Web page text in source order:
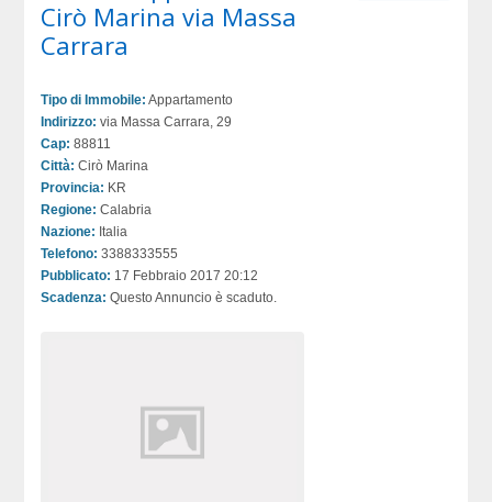
Cirò Marina via Massa
Carrara
Tipo di Immobile: Appartamento
Indirizzo: via Massa Carrara, 29
Cap: 88811
Città: Cirò Marina
Provincia: KR
Regione: Calabria
Nazione: Italia
Telefono: 3388333555
Pubblicato: 17 Febbraio 2017 20:12
Scadenza: Questo Annuncio è scaduto.